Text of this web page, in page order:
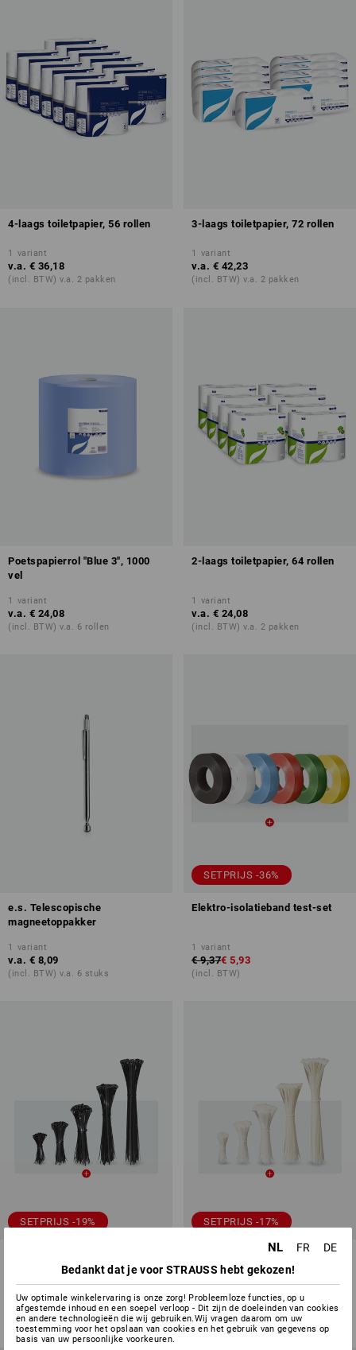
4-laags toiletpapier, 56 rollen
1 variant
v.a. € 36,18
(incl. BTW) v.a. 2 pakken
3-laags toiletpapier, 72 rollen
1 variant
v.a. € 42,23
(incl. BTW) v.a. 2 pakken
Poetspapierrol "Blue 3", 1000
vel
1 variant
v.a. € 24,08
(incl. BTW) v.a. 6 rollen
2-laags toiletpapier, 64 rollen
1 variant
v.a. € 24,08
(incl. BTW) v.a. 2 pakken
e.s. Telescopische
magneetoppakker
1 variant
v.a. € 8,09
(incl. BTW) v.a. 6 stuks
SETPRIJS -36%
Elektro-isolatieband test-set
1 variant
€ 9,37€ 5,93
(incl. BTW)
SETPRIJS -19%
variant
€ 17,79€ 14,40
(incl. BTW)
SETPRIJS -17%
Set kabelbinders, 500 Stuks,
natuur
1 variant
€ 17,42 € 14,40
(incl. BTW)
NL FR
DE
Bedankt dat je voor STRAUSS hebt gekozen!
Uw optimale winkelervaring is onze zorg! Probleemloze functies, op u
afgestemde inhoud en een soepel verloop - Dit zijn de doeleinden van cookies
en andere technologieën die wij gebruiken.Wij vragen daarom om uw
toestemming voor het opslaan van cookies en het gebruik van gegevens op
basis van uw persoonlijke voorkeuren.